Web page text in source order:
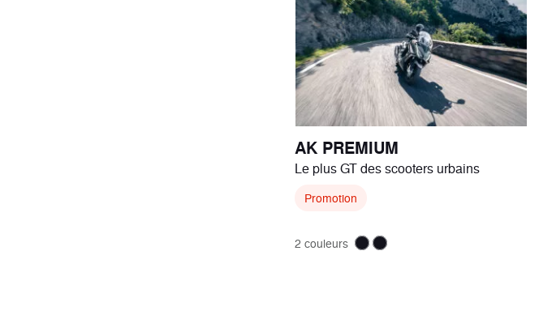
AK PREMIUM
Le plus GT des scooters urbains
Promotion
2 couleurs